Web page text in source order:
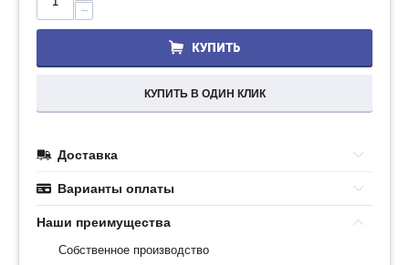
−
КУПИТЬ
КУПИТЬ В ОДИН КЛИК
Доставка
Варианты оплаты
Наши преимущества
Собственное производство